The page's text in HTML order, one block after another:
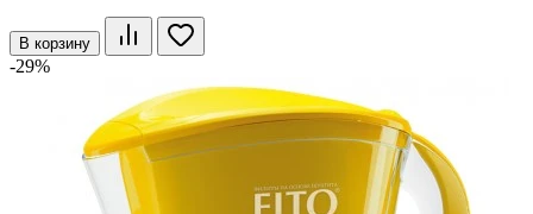
В корзину
-29%